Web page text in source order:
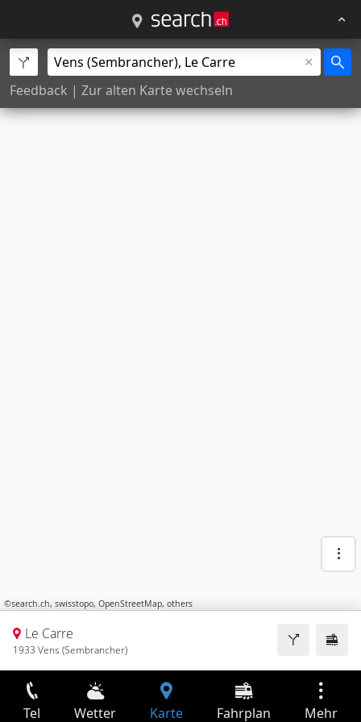
Feedback | Zur alten Karte wechseln
©search.ch, swisstopo, OpenStreetMap, others
Le Carre
1933 Vens (Sembrancher)
Tel Wetter Karte Fahrplan Mehr